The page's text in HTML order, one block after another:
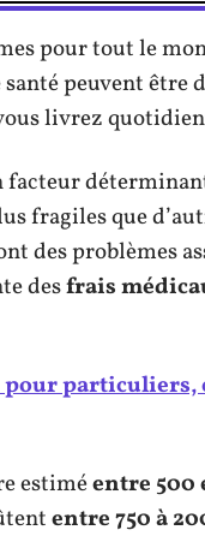
pour tout le
peuvent être
livrez
fragiles que
des problèmes
desfrais
pour particuliers,
estiméentre 500
entre 750 à